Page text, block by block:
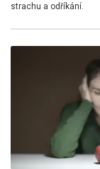
strachu a odříkání.